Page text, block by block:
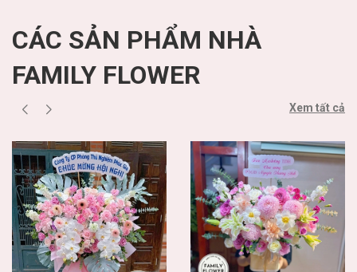
CÁC SẢN PHẨM NHÀ
FAMILY FLOWER
Xem tất cả